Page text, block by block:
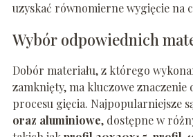
uzyskać równomierne wygięcie na
Wybór odpowiednich
Dobór materiału, z którego
zamknięty, ma kluczowe znaczenie
procesu gięcia. Najpopularniejsze
oraz aluminiowe, dostępne w